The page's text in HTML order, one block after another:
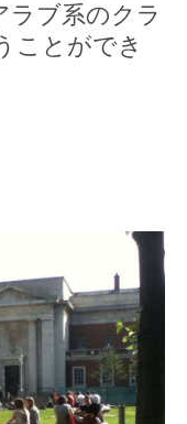
ラブ系のクラ
ことができ